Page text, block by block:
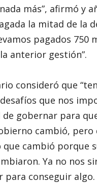
más”, afirmó y
la mitad de la
pagados 750
anterior gestión”.
consideró que
que nos
gobernar para
cambió, pero
que cambió porque
Ya no nos
para conseguir algo.